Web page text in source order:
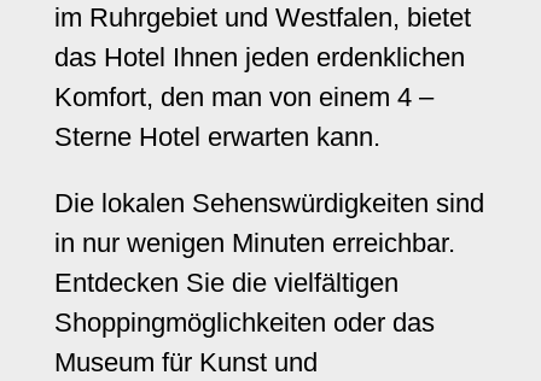
im Ruhrgebiet und Westfalen, bietet
das Hotel Ihnen jeden erdenklichen
Komfort, den man von einem 4 –
Sterne Hotel erwarten kann.
Die lokalen Sehenswürdigkeiten sind
in nur wenigen Minuten erreichbar.
Entdecken Sie die vielfältigen
Shoppingmöglichkeiten oder das
Museum für Kunst und